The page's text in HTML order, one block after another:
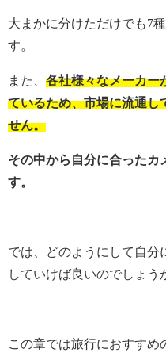
大まかに分けただけでも7
す。
また、 各社様々なメーカー
ているため、市場に流通し
せん。
その中から自分に合ったカ
す。
では、どのようにして自分
していけば良いのでしょう
この章では旅行におすすめ